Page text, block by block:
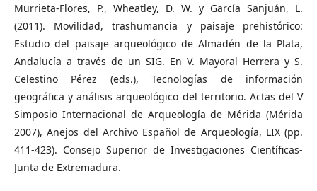
Murrieta-Flores, P., Wheatley, D. W. y García Sanjuán, L.
(2011). Movilidad, trashumancia y paisaje prehistórico:
Estudio del paisaje arqueológico de Almadén de la Plata,
Andalucía a través de un SIG. En V. Mayoral Herrera y S.
Celestino Pérez (eds.), Tecnologías de información
geográfica y análisis arqueológico del territorio. Actas del V
Simposio Internacional de Arqueología de Mérida (Mérida
2007), Anejos del Archivo Español de Arqueología, LIX (pp.
411-423). Consejo Superior de Investigaciones Científicas-
Junta de Extremadura.